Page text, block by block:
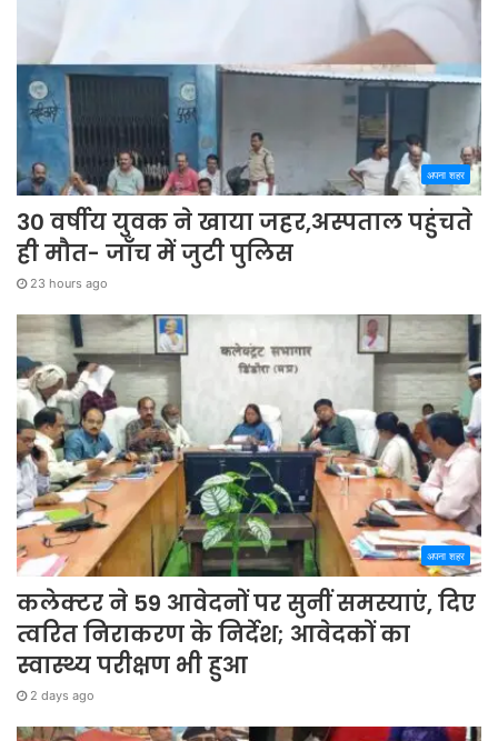
अपना शहर
30 वर्षीय युवक ने खाया जहर,अस्पताल पहुंचते
ही मौत- जाँच में जुटी पुलिस
23 hours ago
अपना शहर
कलेक्टर ने 59 आवेदनों पर सुनीं समस्याएं, दिए
त्वरित निराकरण के निर्देश; आवेदकों का
स्वास्थ्य परीक्षण भी हुआ
2 days ago